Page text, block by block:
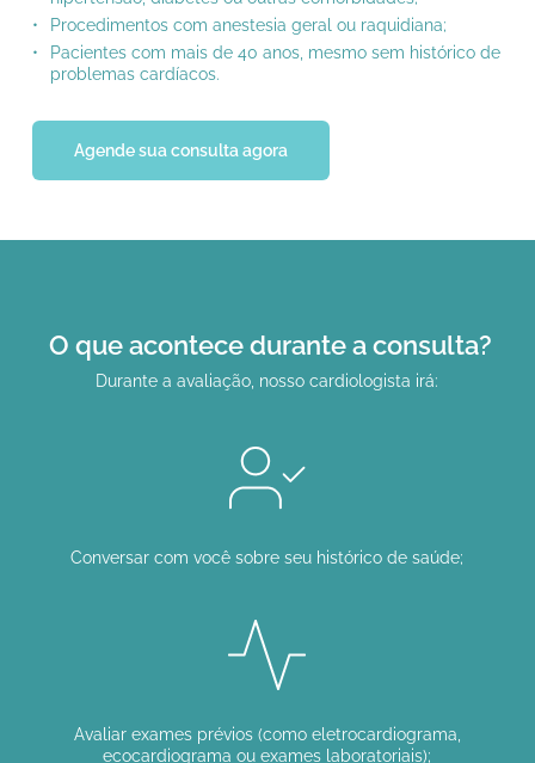
Procedimentos com anestesia geral ou raquidiana;
Pacientes com mais de 40 anos, mesmo sem histórico de
problemas cardíacos.
Agende sua consulta agora
O que acontece durante a consulta?
Durante a avaliação, nosso cardiologista irá:
Conversar com você sobre seu histórico de saúde;
Avaliar exames prévios (como eletrocardiograma,
ecocardiograma ou exames laboratoriais);